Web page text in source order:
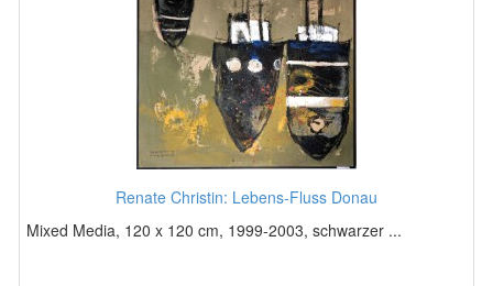
Renate Christin: Lebens-Fluss Donau
Mixed Media, 120 x 120 cm, 1999-2003, schwarzer ...